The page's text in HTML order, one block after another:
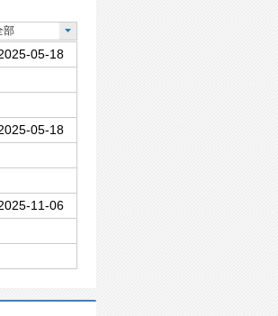
部
05-18
05-18
11-06